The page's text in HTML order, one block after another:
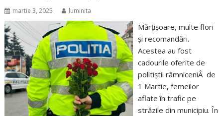
martie 3, 2025 luminita
Mărțișoare, multe flori
și recomandări.
Acestea au fost
cadourile oferite de
politiștii râmniceniÂ de
1 Martie, femeilor
aflate în trafic pe
străzile din municipiu. În